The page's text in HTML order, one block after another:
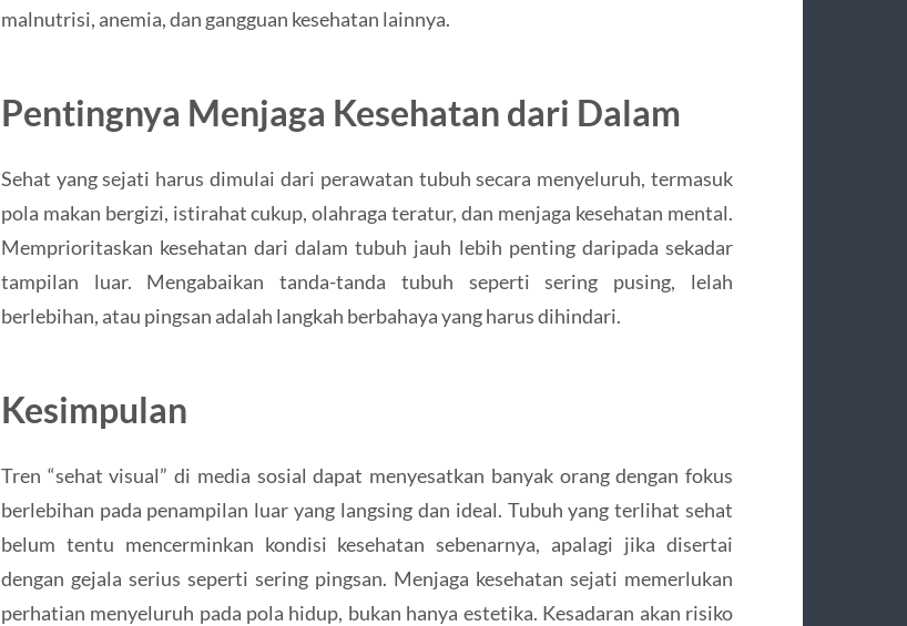
malnutrisi, anemia, dan gangguan kesehatan lainnya.
Pentingnya Menjaga Kesehatan dari Dalam
Sehat yang sejati harus dimulai dari perawatan tubuh secara menyeluruh, termasuk
pola makan bergizi, istirahat cukup, olahraga teratur, dan menjaga kesehatan mental.
Memprioritaskan kesehatan dari dalam tubuh jauh lebih penting daripada sekadar
tampilan luar. Mengabaikan tanda-tanda tubuh seperti sering pusing, lelah
berlebihan, atau pingsan adalah langkah berbahaya yang harus dihindari.
Kesimpulan
Tren “sehat visual” di media sosial dapat menyesatkan banyak orang dengan fokus
berlebihan pada penampilan luar yang langsing dan ideal. Tubuh yang terlihat sehat
belum tentu mencerminkan kondisi kesehatan sebenarnya, apalagi jika disertai
dengan gejala serius seperti sering pingsan. Menjaga kesehatan sejati memerlukan
perhatian menyeluruh pada pola hidup, bukan hanya estetika. Kesadaran akan risiko